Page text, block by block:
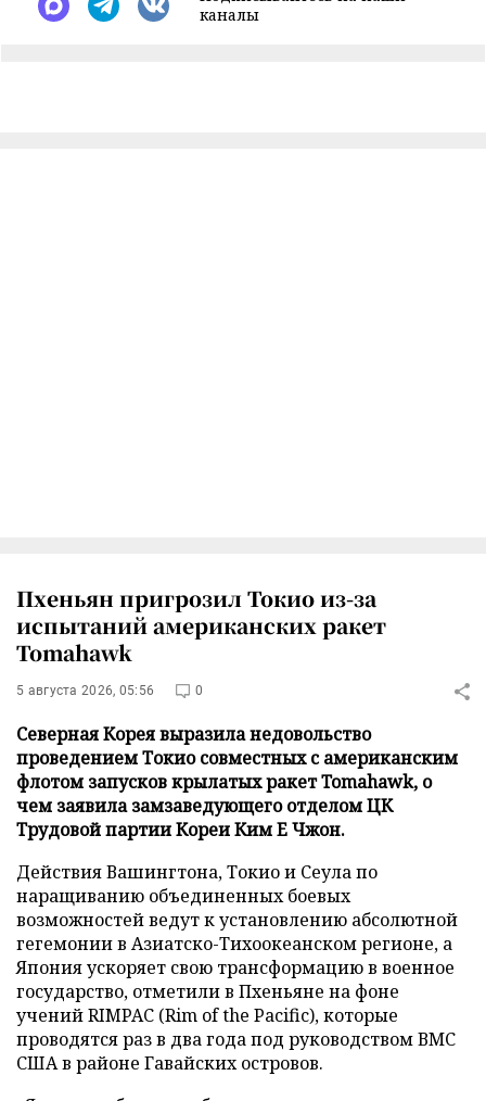
каналы
Пхеньян пригрозил Токио из-за
испытаний американских ракет
Tomahawk
5 августа 2026, 05:56 0
Северная Корея выразила недовольство
проведением Токио совместных с американским
флотом запусков крылатых ракет Tomahawk, о
чем заявила замзаведующего отделом ЦК
Трудовой партии Кореи Ким Е Чжон.
Действия Вашингтона, Токио и Сеула по
наращиванию объединенных боевых
возможностей ведут к установлению абсолютной
гегемонии в Азиатско-Тихоокеанском регионе, а
Япония ускоряет свою трансформацию в военное
государство, отметили в Пхеньяне на фоне
учений RIMPAC (Rim of the Pacific), которые
проводятся раз в два года под руководством ВМС
США в районе Гавайских островов.